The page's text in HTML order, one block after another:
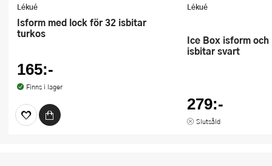
Lékué
Isform med lock för 32 isbitar
turkos
165:-
Finns i lager
Lékué
Ice Box isform och islåda för
isbitar svart
279:-
Slutsåld